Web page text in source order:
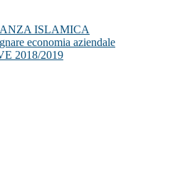
ISLAMICA
economia aziendale
2018/2019